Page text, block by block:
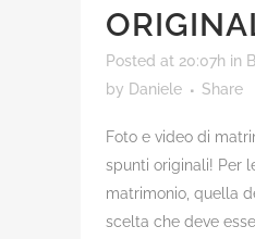
Posted at 20:07h in
by Daniele Share
Foto e video di
spunti originali! Per
matrimonio, quella
scelta che deve